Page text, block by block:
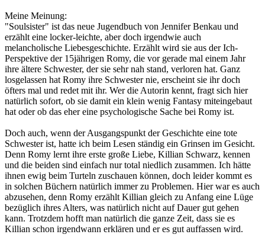
Meine Meinung:
"Soulsister" ist das neue Jugendbuch von Jennifer Benkau und
erzählt eine locker-leichte, aber doch irgendwie auch
melancholische Liebesgeschichte. Erzählt wird sie aus der Ich-
Perspektive der 15jährigen Romy, die vor gerade mal einem Jahr
ihre ältere Schwester, der sie sehr nah stand, verloren hat. Ganz
losgelassen hat Romy ihre Schwester nie, erscheint sie ihr doch
öfters mal und redet mit ihr. Wer die Autorin kennt, fragt sich hier
natürlich sofort, ob sie damit ein klein wenig Fantasy miteingebaut
hat oder ob das eher eine psychologische Sache bei Romy ist.
Doch auch, wenn der Ausgangspunkt der Geschichte eine tote
Schwester ist, hatte ich beim Lesen ständig ein Grinsen im Gesicht.
Denn Romy lernt ihre erste große Liebe, Killian Schwarz, kennen
und die beiden sind einfach nur total niedlich zusammen. Ich hätte
ihnen ewig beim Turteln zuschauen können, doch leider kommt es
in solchen Büchern natürlich immer zu Problemen. Hier war es auch
abzusehen, denn Romy erzählt Killian gleich zu Anfang eine Lüge
bezüglich ihres Alters, was natürlich nicht auf Dauer gut gehen
kann. Trotzdem hofft man natürlich die ganze Zeit, dass sie es
Killian schon irgendwann erklären und er es gut auffassen wird.